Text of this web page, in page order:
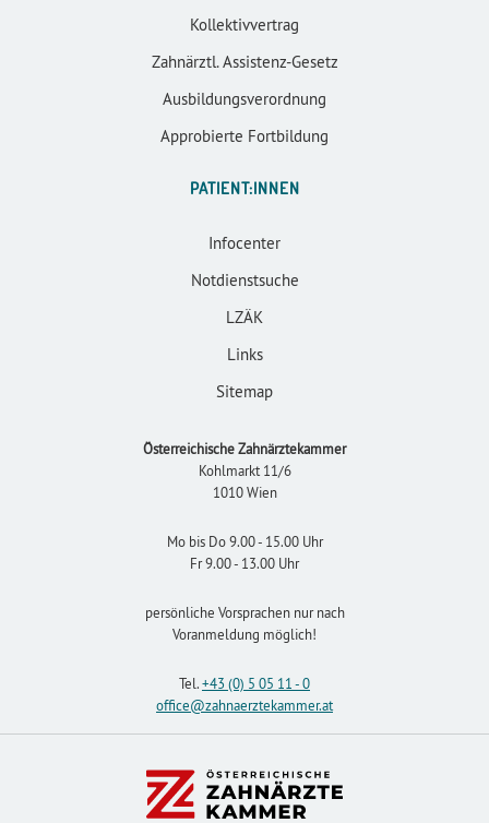
Kollektivvertrag
Zahnärztl. Assistenz-Gesetz
Ausbildungsverordnung
Approbierte Fortbildung
PATIENT:INNEN
Infocenter
Notdienstsuche
LZÄK
Links
Sitemap
Österreichische Zahnärztekammer
Kohlmarkt 11/6
1010 Wien
Mo bis Do 9.00 - 15.00 Uhr
Fr 9.00 - 13.00 Uhr
persönliche Vorsprachen nur nach
Voranmeldung möglich!
Tel.+43 (0) 5 05 11 - 0
office@zahnaerztekammer.at